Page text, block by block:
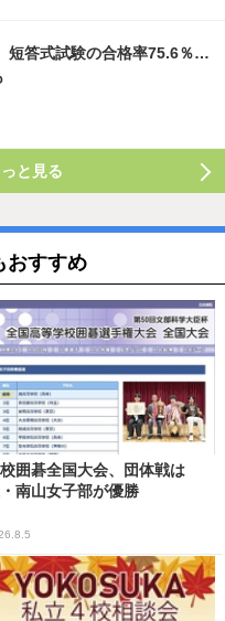
短答式試験の合格率75.6％…
と見る
おすすめ
囲碁全国大会、団体戦は
南山女子部が優勝